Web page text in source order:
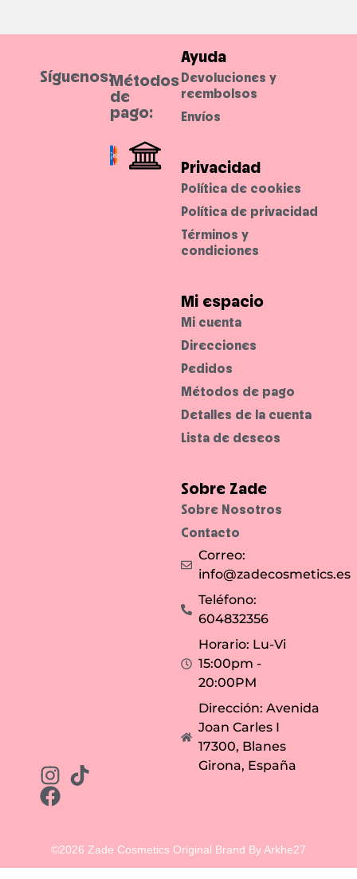
Ayuda
Devoluciones y
reembolsos
Envíos
Privacidad
Política de cookies
Política de privacidad
Términos y
condiciones
Mi espacio
Mi cuenta
Direcciones
Pedidos
Métodos de pago
Detalles de la cuenta
Lista de deseos
Sobre Zade
Sobre Nosotros
Contacto
Correo:
info@zadecosmetics.es
Teléfono:
604832356
Horario: Lu-Vi
15:00pm -
20:00PM
Dirección: Avenida
Joan Carles I
17300, Blanes
Girona, España
Síguenos:Métodos
de
pago:
©2026 Zade Cosmetics Original Brand By Arkhe27